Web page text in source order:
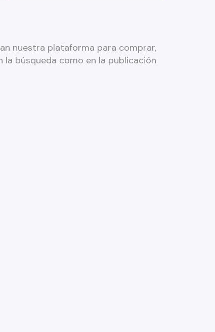
nuestra plataforma para comprar,
búsqueda como en la publicación